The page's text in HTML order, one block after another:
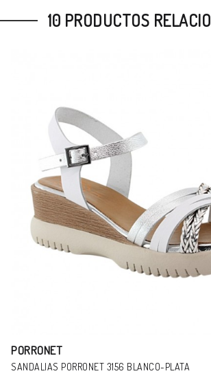
10 PRODUCTOS
PORRONET
SANDALIAS PORRONET 3156 BLANCO-PLATA